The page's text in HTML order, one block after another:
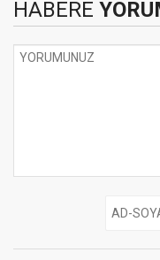
HABERE